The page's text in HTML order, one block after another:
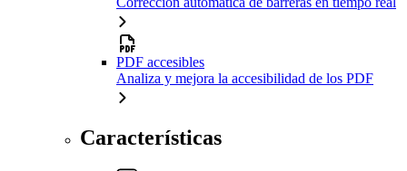
PDF accesibles
Analiza y mejora la accesibilidad de los PDF
Características